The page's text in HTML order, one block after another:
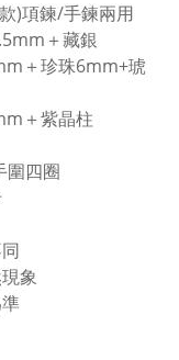
)項鍊/手鍊兩用
＋藏銀
＋珍珠6mm+琥
＋紫晶柱
圍四圈
象